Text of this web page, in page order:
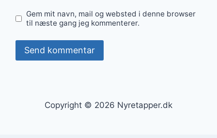
Gem mit navn, mail og websted i denne browser
til næste gang jeg kommenterer.
Copyright © 2026 Nyretapper.dk